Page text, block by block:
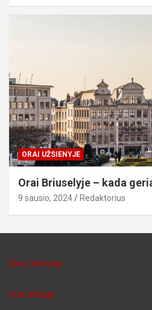
ORAI UŽSIENYJE
Orai Briuselyje – kada
9 sausio, 2024 Redaktorius
Orai Lietuvoje
Orai Vilniuje